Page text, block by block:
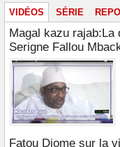
VIDÉOS SÉRIE
Magal kazu rajab:La
Serigne Fallou
Fatou Diome sur la